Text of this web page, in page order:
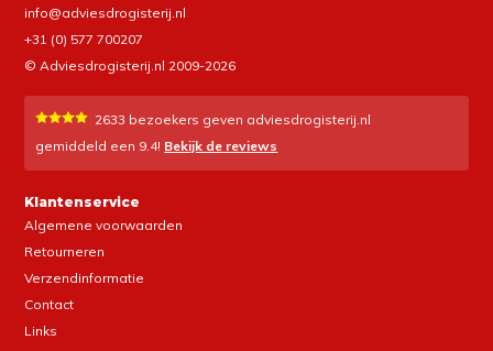
info@adviesdrogisterij.nl
+31 (0) 577 700207
© Adviesdrogisterij.nl 2009-2026
2633 bezoekers geven adviesdrogisterij.nl
gemiddeld een 9.4! Bekijk de reviews
Klantenservice
Algemene voorwaarden
Retourneren
Verzendinformatie
Contact
Links